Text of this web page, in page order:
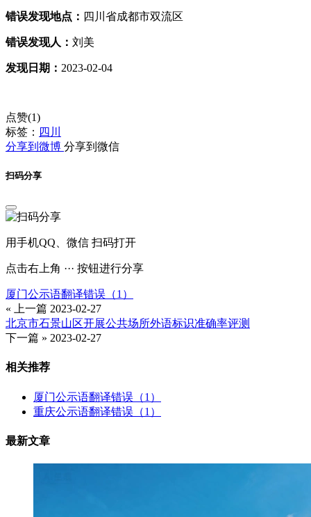
错误发现地点： 四川省成都市双流区
错误发现人： 刘美
发现日期： 2023-02-04
点赞(1)
标签： 四川
分享到微博 分享到微信
扫码分享
用手机QQ、微信 扫码打开
点击右上角 ··· 按钮进行分享
厦门公示语翻译错误（1）
« 上一篇 2023-02-27
北京市石景山区开展公共场所外语标识准确率评测
下一篇 » 2023-02-27
相关推荐
厦门公示语翻译错误（1）
重庆公示语翻译错误（1）
最新文章